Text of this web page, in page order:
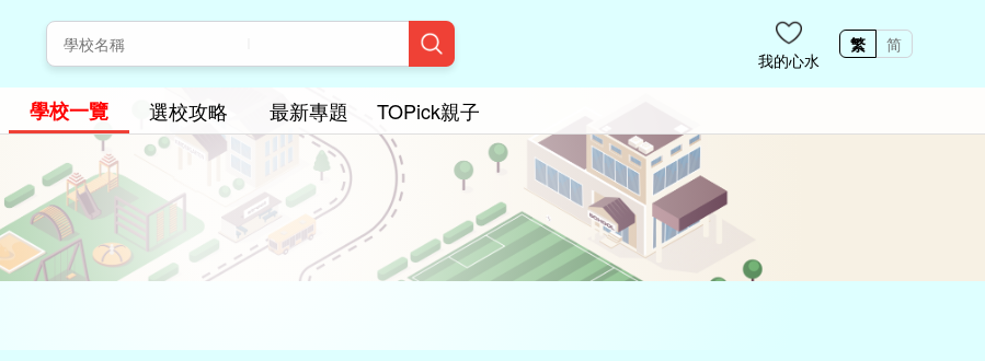
我的心水
繁 简
學校一覽 選校攻略 最新專題 TOPick親子